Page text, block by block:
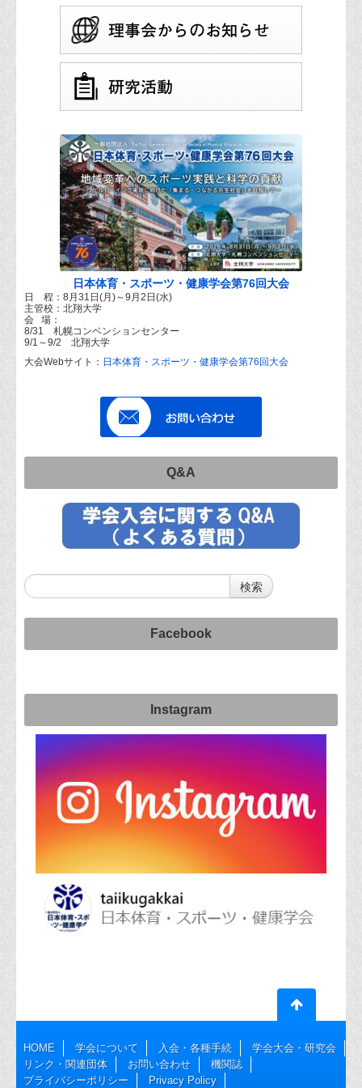
日本体育・スポーツ・健康学会第76回大会
日 程：8月31日(月)～9月2日(水)
主管校：北翔大学
会 場：
8/31 札幌コンベンションセンター
9/1～9/2 北翔大学
大会Webサイト： 日本体育・スポーツ・健康学会第76回大会
Q&A
Facebook
Instagram
HOME 学会について 入会・各種手続
学会大会・研究会
リンク・関連団体
お問い合わせ
機関誌
プライバシーポリシー
Privacy Policy